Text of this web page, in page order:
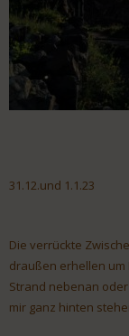
31.12.und 1.1.23
Die verrückte
draußen erhellen um
Strand nebenan
mir ganz hinten